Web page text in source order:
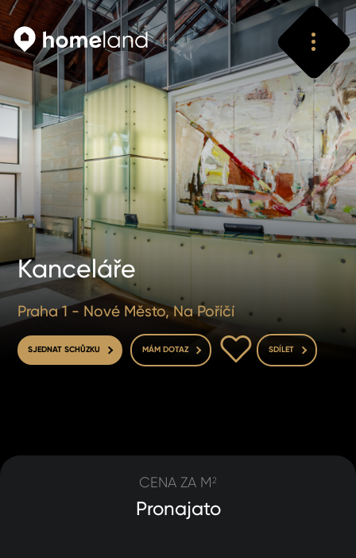
Kanceláře
Praha 1 - Nové Město, Na Poříčí
SJEDNAT SCHŮZKU MÁM DOTAZ
DO OBLÍBENÝCH
SDÍLET
CENA ZA M2
Pronajato
Vyhledat
Vyhledat